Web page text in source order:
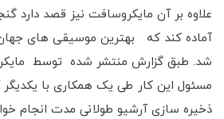
علاوه بر آن مایکروسافت نیز قصد دارد
آماده کند که بهترین موسیقی های
شد. طبق گزارش منتشر شده توسط
مسئول این کار طی یک همکاری با
ذخیره سازی آرشیو طولانی مدت انجام